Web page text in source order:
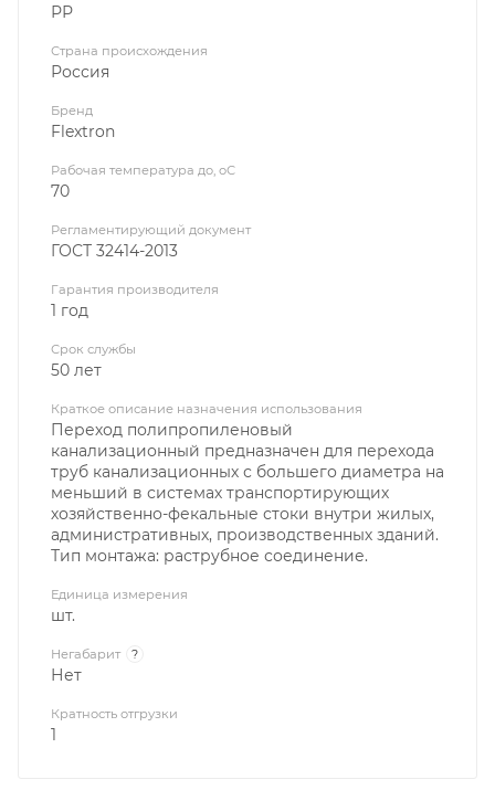
РР
Страна происхождения
Россия
Бренд
Flextron
Рабочая температура до, оС
70
Регламентирующий документ
ГОСТ 32414-2013
Гарантия производителя
1 год
Срок службы
50 лет
Краткое описание назначения использования
Переход полипропиленовый
канализационный предназначен для перехода
труб канализационных с большего диаметра на
меньший в системах транспортирующих
хозяйственно-фекальные стоки внутри жилых,
административных, производственных зданий.
Тип монтажа: раструбное соединение.
Единица измерения
шт.
Негабарит ?
Нет
Кратность отгрузки
1